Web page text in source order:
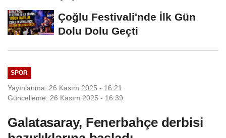
Çoğlu Festivali'nde İlk Gün
Dolu Dolu Geçti
SPOR
Yayınlanma: 26 Kasım 2025 - 16:21
Güncelleme: 26 Kasım 2025 - 16:39
Galatasaray, Fenerbahçe derbisi